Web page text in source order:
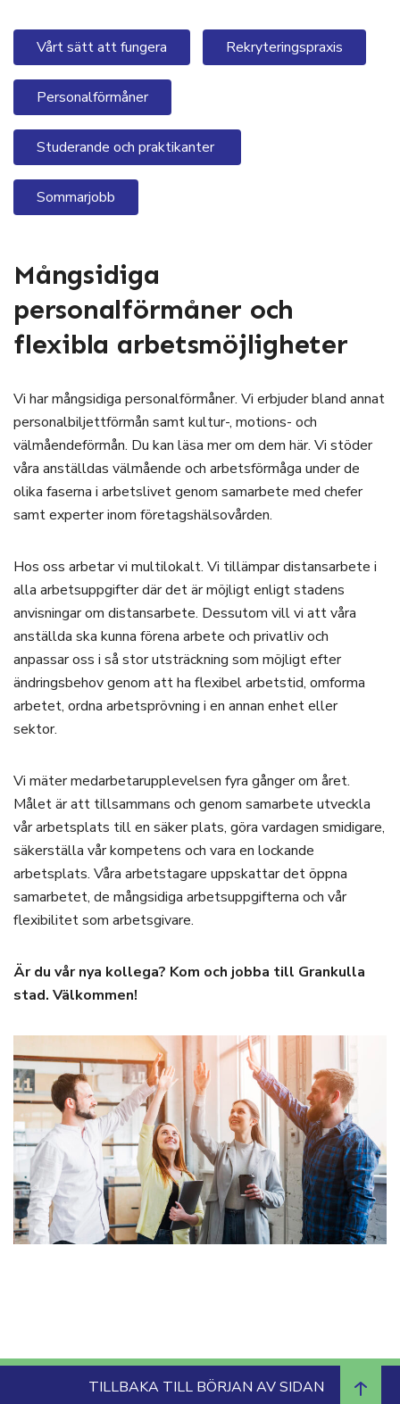
Vårt sätt att fungera Rekryteringspraxis
Personalförmåner
Studerande och praktikanter
Sommarjobb
Mångsidiga
personalförmåner och
flexibla arbetsmöjligheter
Vi har mångsidiga personalförmåner. Vi erbjuder bland annat
personalbiljettförmån samt kultur-, motions- och
välmåendeförmån. Du kan läsa mer om dem här. Vi stöder
våra anställdas välmående och arbetsförmåga under de
olika faserna i arbetslivet genom samarbete med chefer
samt experter inom företagshälsovården.
Hos oss arbetar vi multilokalt. Vi tillämpar distansarbete i
alla arbetsuppgifter där det är möjligt enligt stadens
anvisningar om distansarbete. Dessutom vill vi att våra
anställda ska kunna förena arbete och privatliv och
anpassar oss i så stor utsträckning som möjligt efter
ändringsbehov genom att ha flexibel arbetstid, omforma
arbetet, ordna arbetsprövning i en annan enhet eller
sektor.
Vi mäter medarbetarupplevelsen fyra gånger om året.
Målet är att tillsammans och genom samarbete utveckla
vår arbetsplats till en säker plats, göra vardagen smidigare,
säkerställa vår kompetens och vara en lockande
arbetsplats. Våra arbetstagare uppskattar det öppna
samarbetet, de mångsidiga arbetsuppgifterna och vår
flexibilitet som arbetsgivare.
Är du vår nya kollega? Kom och jobba till Grankulla
stad. Välkommen!
TILLBAKA TILL BÖRJAN AV SIDAN